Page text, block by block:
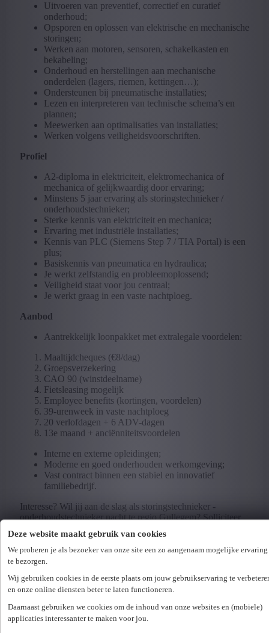
Deze website maakt gebruik van cookies
We proberen je als bezoeker van onze site een zo aangenaam mogelijke ervaring
te bezorgen.
Wij gebruiken cookies in de eerste plaats om jouw gebruikservaring te
en onze online diensten beter te laten functioneren.
Daarnaast gebruiken we cookies om de inhoud van onze websites en (mobiele)
applicaties interessanter te maken voor jou.
Uitvoeren van preventief, correctief en curatief
onderhoud;
Opsporen en oplossen van elektrische en mechanische
storingen;
Werken aan motoren, sensoren, schakelkasten en
bekabeling;
Onderhoud en herstellingen aan mechanische
onderdelen (lagers, riemen, kettingen…);
Ondersteunen bij pneumatische installaties;
Lezen en interpreteren van technische schema’s en
plannen;
Meewerken aan optimalisaties van installaties;
Werken volgens veiligheidsvoorschriften.
Profiel
A2-diploma in elektriciteit, elektromechanica of
mechanica of gelijkwaardig door ervaring;
Minstens 5 jaar ervaring als storingstechnieker /
onderhoudstechnieker;
Sterke kennis van elektriciteit en mechanica;
Ervaring met industriële installaties;
Kennis van PLC (Siemens Step 7 / TIA Portal) is een
plus;
Basiskennis van pneumatica en hydraulica;
Je werkt zelfstandig en probleemoplossend;
Veiligheid staat voor jou centraal;
Je werkt graag in een vaste nachtploeg.
Aanbod
Aantrekkelijk loonpakket met extralegale voordelen:
Maaltijdcheques (€8/dag)
Groepsverzekering
CAO 90 (winstdeelname)
Fietsleasing mogelijk
Employee benefits (kortingen, voordelen)
39-urenweek in vaste nachtploeg
20 verlofdagen + 6 ADV-dagen
13e maand + anciënniteitsvoordelen
Interne en externe opleidingen;
Moderne en goed onderhouden werkomgeving;
Vast contract binnen een stabiel en innovatief
familiebedrijf.
Interesse? Wil jij aan de slag als storingstechnieker -
onderhoudstechnieker nacht te regio Gullegem? Solliciteer
vandaag nog en wij nemen snel contact met je op!
Bedrijfsinfo
Deze partner is een toonaangevende speler in de
aluminiumsector en zet sterk in op duurzame en innovatieve
oplossingen. Naast hoogwaardige producten investeren ze
medewerkers, met aandacht voor mens en maatschappij.